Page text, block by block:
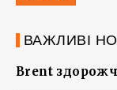
ВАЖЛИВІ
Brent